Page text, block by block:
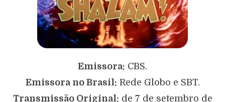
Emissora: CBS.
Emissora no Brasil: Rede Globo e SBT.
Transmissão Original: de 7 de setembro de